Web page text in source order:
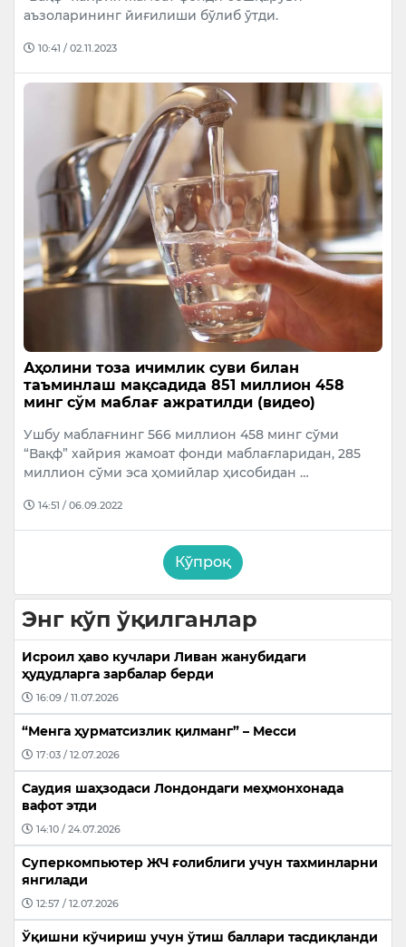
аъзоларининг йиғилиши бўлиб ўтди.
10:41 / 02.11.2023
Аҳолини тоза ичимлик суви билан
таъминлаш мақсадида 851 миллион 458
минг сўм маблағ ажратилди (видео)
Ушбу маблағнинг 566 миллион 458 минг сўми
“Вақф” хайрия жамоат фонди маблағларидан, 285
миллион сўми эса ҳомийлар ҳисобидан …
14:51 / 06.09.2022
Кўпроқ
Энг кўп ўқилганлар
Исроил ҳаво кучлари Ливан жанубидаги
ҳудудларга зарбалар берди
16:09 / 11.07.2026
“Менга ҳурматсизлик қилманг” – Месси
17:03 / 12.07.2026
Саудия шаҳзодаси Лондондаги меҳмонхонада
вафот этди
14:10 / 24.07.2026
Суперкомпьютер ЖЧ ғолиблиги учун тахминларни
янгилади
12:57 / 12.07.2026
Ўқишни кўчириш учун ўтиш баллари тасдиқланди